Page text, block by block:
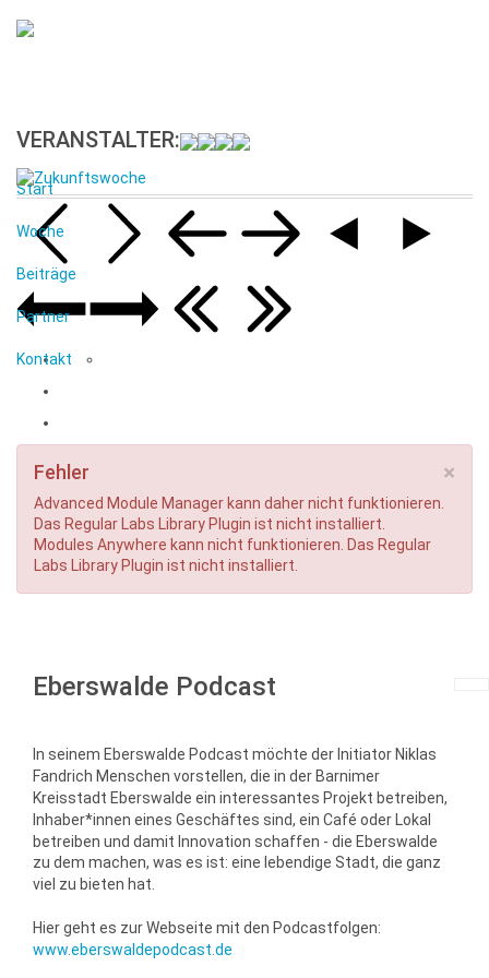
VERANSTALTER:
Start
Woche
Beiträge
Partner
Kontakt
×
Fehler
Advanced Module Manager kann daher nicht funktionieren.
Das Regular Labs Library Plugin ist nicht installiert.
Modules Anywhere kann nicht funktionieren. Das Regular
Labs Library Plugin ist nicht installiert.
Eberswalde Podcast
In seinem Eberswalde Podcast möchte der Initiator Niklas
Fandrich Menschen vorstellen, die in der Barnimer
Kreisstadt Eberswalde ein interessantes Projekt betreiben,
Inhaber*innen eines Geschäftes sind, ein Café oder Lokal
betreiben und damit Innovation schaffen - die Eberswalde
zu dem machen, was es ist: eine lebendige Stadt, die ganz
viel zu bieten hat.
Hier geht es zur Webseite mit den Podcastfolgen:
www.eberswaldepodcast.de